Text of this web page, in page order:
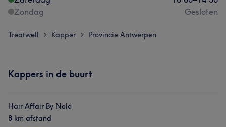
Zondag
Gesloten
Treatwell > Kapper > Provincie Antwerpen
Kappers in de buurt
Hair Affair By Nele
8 km afstand